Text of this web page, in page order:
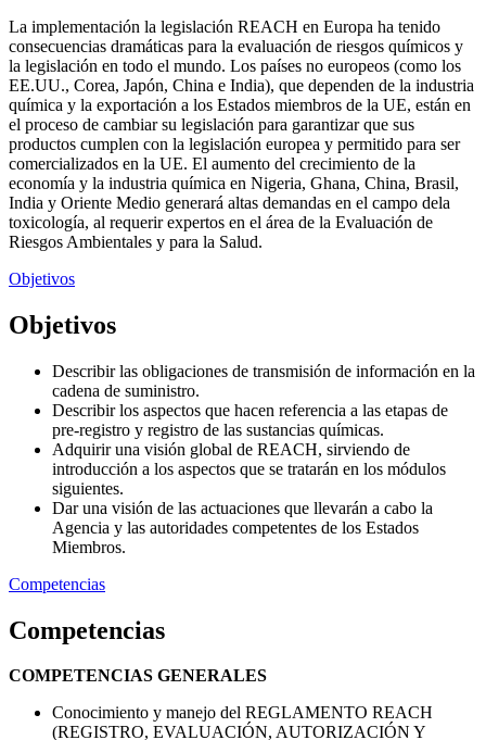
La implementación la legislación REACH en Europa ha tenido
consecuencias dramáticas para la evaluación de riesgos químicos y
la legislación en todo el mundo. Los países no europeos (como los
EE.UU., Corea, Japón, China e India), que dependen de la industria
química y la exportación a los Estados miembros de la UE, están en
el proceso de cambiar su legislación para garantizar que sus
productos cumplen con la legislación europea y permitido para ser
comercializados en la UE. El aumento del crecimiento de la
economía y la industria química en Nigeria, Ghana, China, Brasil,
India y Oriente Medio generará altas demandas en el campo dela
toxicología, al requerir expertos en el área de la Evaluación de
Riesgos Ambientales y para la Salud.
Objetivos
Objetivos
Describir las obligaciones de transmisión de información en la
cadena de suministro.
Describir los aspectos que hacen referencia a las etapas de
pre-registro y registro de las sustancias químicas.
Adquirir una visión global de REACH, sirviendo de
introducción a los aspectos que se tratarán en los módulos
siguientes.
Dar una visión de las actuaciones que llevarán a cabo la
Agencia y las autoridades competentes de los Estados
Miembros.
Competencias
Competencias
COMPETENCIAS GENERALES
Conocimiento y manejo del REGLAMENTO REACH
(REGISTRO, EVALUACIÓN, AUTORIZACIÓN Y